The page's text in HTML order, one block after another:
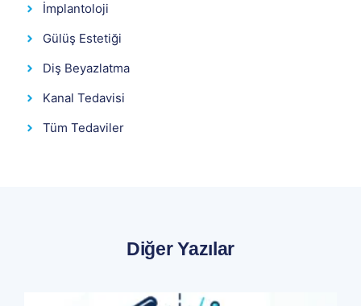
İmplantoloji
Gülüş Estetiği
Diş Beyazlatma
Kanal Tedavisi
Tüm Tedaviler
Diğer Yazılar